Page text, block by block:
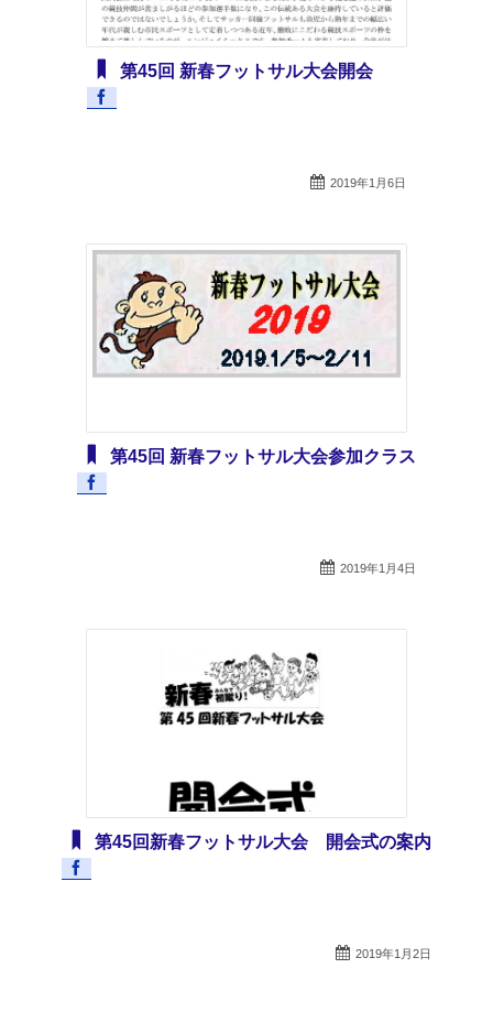
第45回 新春フットサル大会開会
2019年1月6日
第45回 新春フットサル大会参加クラス
2019年1月4日
第45回新春フットサル大会 開会式の案内
2019年1月2日